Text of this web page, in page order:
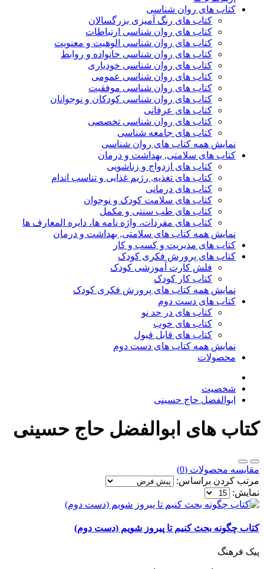
کتاب های روان شناسی
کتاب های رنگ آمیزی بزرگسالان
کتاب های روان شناسی ارتباطات
کتاب های روان شناسی الوهیت و معنویت
کتاب های روان شناسی خانواده و روابط
کتاب های روان شناسی خودیاری
کتاب های روان شناسی عمومی
کتاب های روان شناسی موفقیت
کتاب های روان شناسی کودکان و نوجوانان
کتاب های عرفانی
کتاب های روان شناسی تخصصی
کتاب های جامعه شناسی
نمایش همه کتاب های روان شناسی
کتاب های سلامتی, بهداشت و درمان
کتاب های ازدواج و زناشویی
کتاب های تغذیه, رژیم غذایی و تناسب اندام
کتاب های درمانی
کتاب های سلامت کودک و نوجوان
کتاب های طب سنتی و مکمل
کتاب های مفردات، واژه نامه ها، دایره المعارف ها
نمایش همه کتاب های سلامتی, بهداشت و درمان
کتاب های مدیریت و کسب و کار
کتاب های پرورش فکری کودک
فلش کارت آموزشی کودک
کتاب کار کودک
نمایش همه کتاب های پرورش فکری کودک
کتاب های دست دوم
کتاب های در حد نو
کتاب های خوب
کتاب های قابل قبول
نمایش همه کتاب های دست دوم
محصولات
شخصیت
ابوالفضل حاج حسینی
کتاب های ابوالفضل حاج حسینی
مقایسه محصولات (0)
مرتب کردن براساس:
نمایش:
کتاب چگونه بحث کنیم تا پیروز شویم (دست دوم)
پیک فرهنگ